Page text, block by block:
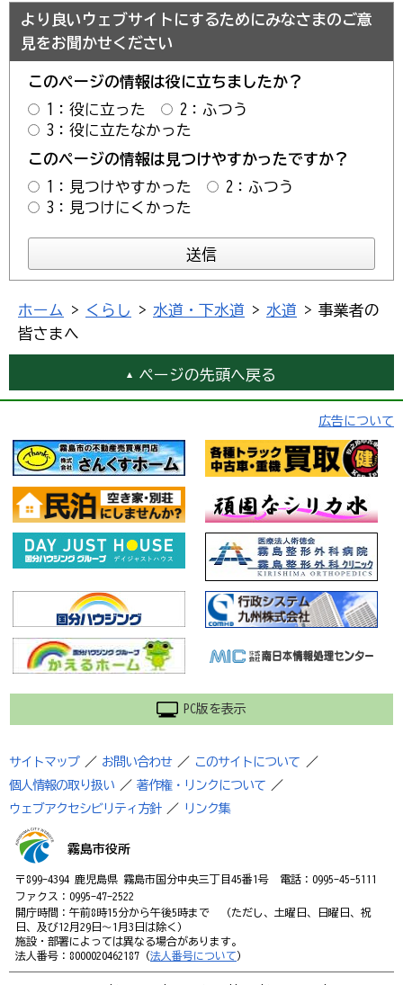
より良いウェブサイトにするためにみなさまのご意
見をお聞かせください
このページの情報は役に立ちましたか？
1：役に立った
2：ふつう
3：役に立たなかった
このページの情報は見つけやすかったですか？
1：見つけやすかった
2：ふつう
3：見つけにくかった
ホーム > くらし > 水道・下水道 > 水道 > 事業者の
皆さまへ
ページの先頭へ戻る
広告について
PC版を表示
サイトマップ ／ お問い合わせ ／ このサイトについて
／
個人情報の取り扱い ／ 著作権・リンクについて ／
ウェブアクセシビリティ方針 ／ リンク集
霧島市役所
〒899-4394 鹿児島県 霧島市国分中央三丁目45番1号 電話：0995-45-5111
ファクス：0995-47-2522
開庁時間：午前8時15分から午後5時まで （ただし、土曜日、日曜日、祝
日、及び12月29日～1月3日は除く）
施設・部署によっては異なる場合があります。
法人番号：8000020462187（法人番号について）